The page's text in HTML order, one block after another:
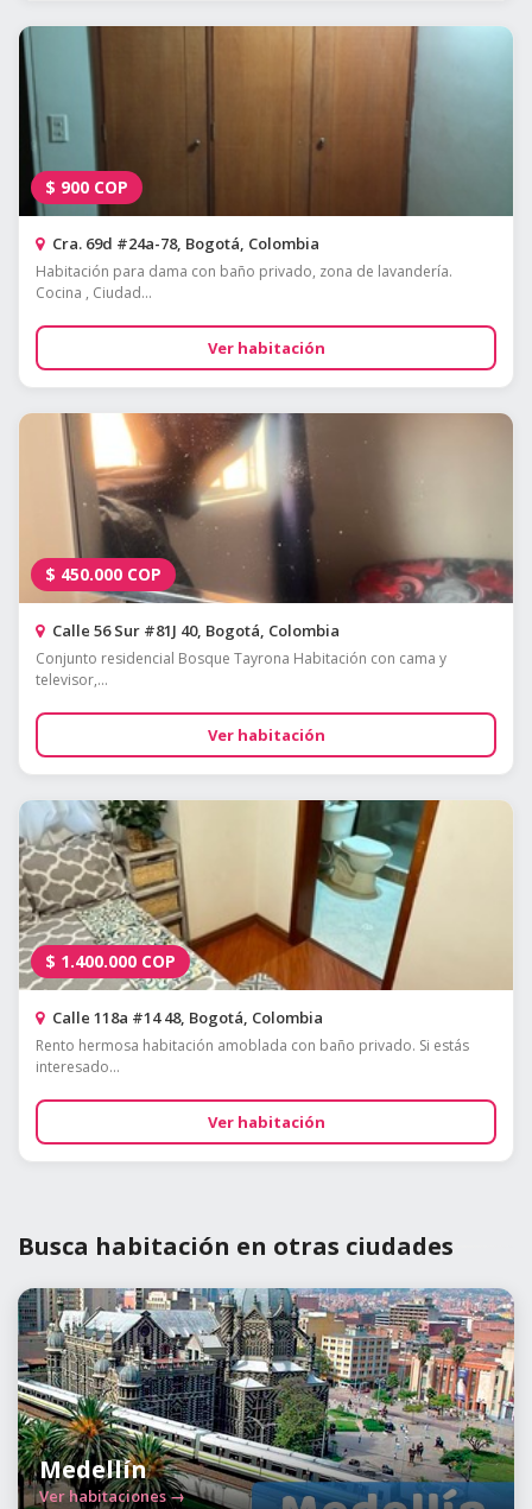
$ 900 COP
Cra. 69d #24a-78, Bogotá, Colombia
Habitación para dama con baño privado, zona de lavandería.
Cocina , Ciudad...
Ver habitación
$ 450.000 COP
Calle 56 Sur #81J 40, Bogotá, Colombia
Conjunto residencial Bosque Tayrona Habitación con cama y
televisor,...
Ver habitación
$ 1.400.000 COP
Calle 118a #14 48, Bogotá, Colombia
Rento hermosa habitación amoblada con baño privado. Si estás
interesado...
Ver habitación
Busca habitación en otras ciudades
Medellín
Ver habitaciones →